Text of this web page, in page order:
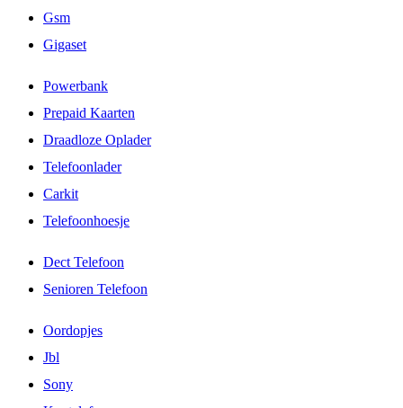
Gsm
Gigaset
Powerbank
Prepaid Kaarten
Draadloze Oplader
Telefoonlader
Carkit
Telefoonhoesje
Dect Telefoon
Senioren Telefoon
Oordopjes
Jbl
Sony